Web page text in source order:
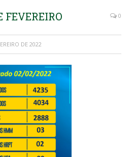
FEVEREIRO 0
DE 2022